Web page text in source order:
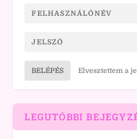
BELÉPÉS Elvesztettem a
LEGUTÓBBI